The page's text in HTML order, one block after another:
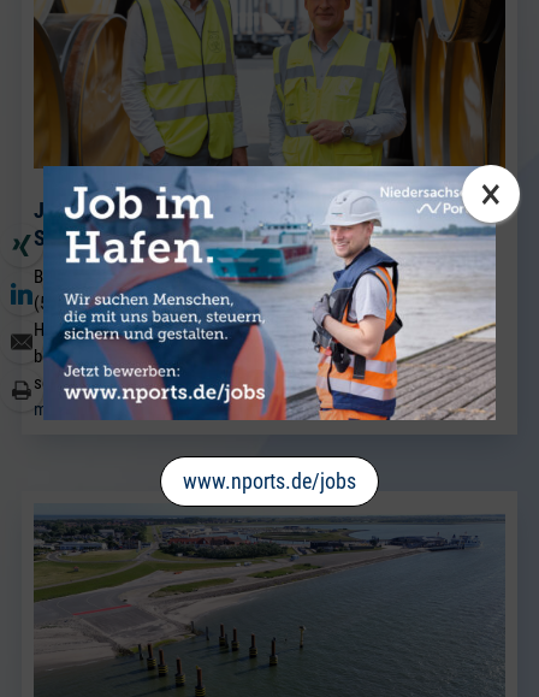
×
www.nports.de/jobs
J. Müller Weser baut seine Breakbulk-Aktivitäten am
Standort Brake weiter aus.
BRAKE. Neu im Team von J. Müller Weser in Brake ist Sven Riekers
(51). Der gebürtige Bremer wechselt aus einem Unternehmen der
Hafenwirtschaft in Bremen nach Brake und verstärkt künftig das
bestehende Vertriebsteam Breakbulk, in dem Jörg Kaplan bereits
seit vielen Jahren als Führungskraft tätig ist.
mehr lesen